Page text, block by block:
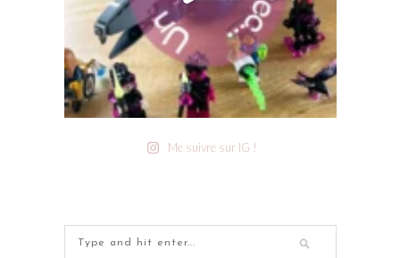
Me suivre sur IG !